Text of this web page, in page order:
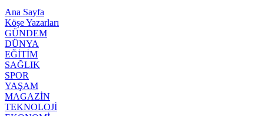
Ana Sayfa
Köşe Yazarları
GÜNDEM
DÜNYA
EĞİTİM
SAĞLIK
SPOR
YAŞAM
MAGAZİN
TEKNOLOJİ